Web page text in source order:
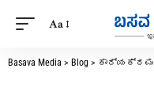
Aa
Basava Media > Blog > ಕಾರ್ಯಕ್ರಮ